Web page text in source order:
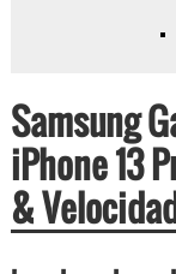
Samsung
iPhone 13
&